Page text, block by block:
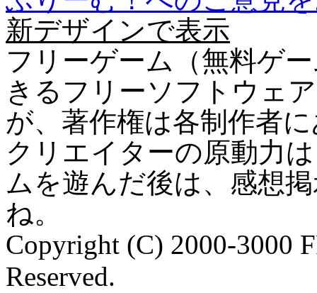
新デザインで表示
フリーゲーム（無料ゲ
きるフリーソフトウェ
が、著作権は各制作者
クリエイターの原動力
ムを遊んだ後は、感想
ね。
Copyright (C) 2000-3000
Reserved.